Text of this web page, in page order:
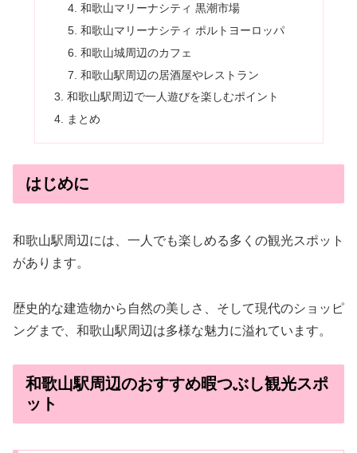
和歌山マリーナシティ 黒潮市場
和歌山マリーナシティ ポルトヨーロッパ
和歌山城周辺のカフェ
和歌山駅周辺の居酒屋やレストラン
和歌山駅周辺で一人遊びを楽しむポイント
まとめ
はじめに
和歌山駅周辺には、一人でも楽しめる多くの観光スポット
があります。
歴史的な建造物から自然の美しさ、そして現代のショッピ
ングまで、和歌山駅周辺は多様な魅力に溢れています。
和歌山駅周辺のおすすめ暇つぶし観光スポ
ット